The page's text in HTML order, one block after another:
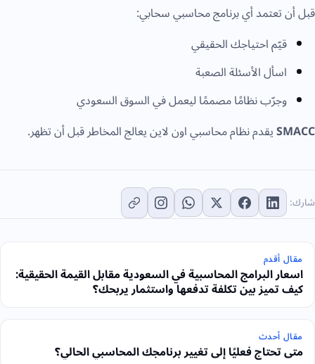
أن تعتمد أي برنامج محاسبي سحابي:
قيّم احتياجك الحقيقي
اسأل الأسئلة الصعبة
وجرّب نظامًا مصممًا ليعمل في السوق السعودي
يقدم نظام محاسبي اون لاين يعالج المخاطر قبل أن تظهر.
مقال أقدم
اسعار البرامج المحاسبية في السعودية مقابل القيمة الحقيقية:
كيف تميز بين تكلفة تدفعها واستثمار يربحك؟
مقال أحدث
متى تحتاج فعليًا إلى تغيير برنامجك المحاسبي الحالي؟